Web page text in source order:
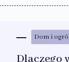
Dom i
Dlaczego